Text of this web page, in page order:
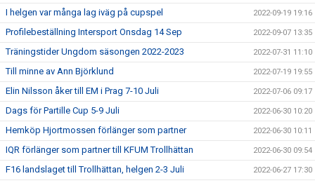
I helgen var många lag iväg på cupspel 2022-09-19 19:16
Profilebeställning Intersport Onsdag 14 Sep 2022-09-07 13:35
Träningstider Ungdom säsongen 2022-2023 2022-07-31 11:10
Till minne av Ann Björklund 2022-07-19 19:55
Elin Nilsson åker till EM i Prag 7-10 Juli 2022-07-06 09:17
Dags för Partille Cup 5-9 Juli 2022-06-30 10:20
Hemköp Hjortmossen förlänger som partner 2022-06-30 10:11
IQR förlänger som partner till KFUM Trollhättan 2022-06-30 09:54
F16 landslaget till Trollhättan, helgen 2-3 Juli 2022-06-27 17:30